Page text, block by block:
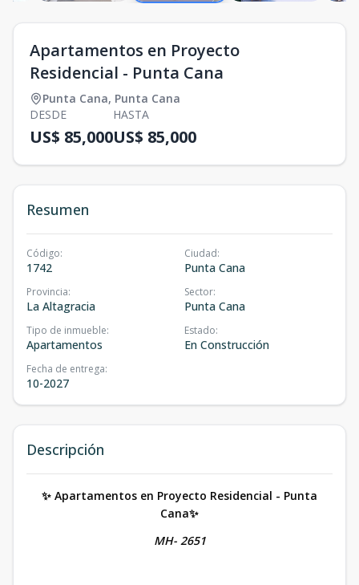
Apartamentos en Proyecto
Residencial - Punta Cana
Punta Cana, Punta Cana
DESDE
US$ 85,000
HASTA
US$ 85,000
Resumen
Código:
1742
Ciudad:
Punta Cana
Provincia:
La Altagracia
Sector:
Punta Cana
Tipo de inmueble:
Apartamentos
Estado:
En Construcción
Fecha de entrega:
10-2027
Descripción
✨ Apartamentos en Proyecto Residencial - Punta
Cana✨
MH- 2651